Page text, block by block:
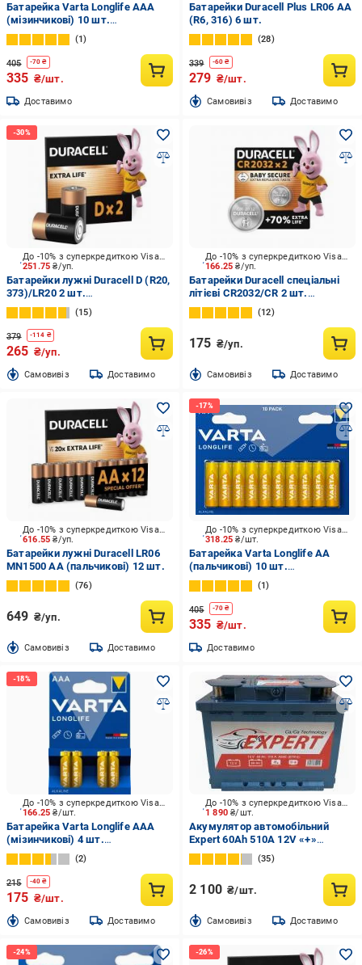
Батарейка Varta Longlife AAA
(мізинчикові) 10 шт.
(4103101461)
1
405 -70 ₴
335 ₴/шт.
Доставимо
Батарейки Duracell Plus LR06 AA
(R6, 316) 6 шт.
28
339 -60 ₴
279 ₴/шт.
Cамовивіз Доставимо
251.75₴/уп.
До -10% з суперкредиткою Visa Вигода
Батарейки лужні Duracell D (R20,
373)/LR20 2 шт.
(81545439;Б0014055)
15
379 -114 ₴
265 ₴/уп.
Cамовивіз Доставимо
166.25₴/уп.
До -10% з суперкредиткою Visa Вигода
Батарейки Duracell спеціальні
літієві CR2032/CR 2 шт.
(5002753)
12
175 ₴/уп.
Cамовивіз Доставимо
616.55₴/уп.
До -10% з суперкредиткою Visa Вигода
Батарейки лужні Duracell LR06
MN1500 AA (пальчикові) 12 шт.
76
649 ₴/уп.
Cамовивіз Доставимо
318.25₴/шт.
До -10% з суперкредиткою Visa Вигода
Батарейка Varta Longlife AA
(пальчикові) 10 шт.
(4106101461)
1
405 -70 ₴
335 ₴/шт.
Доставимо
166.25₴/шт.
До -10% з суперкредиткою Visa Вигода
Батарейка Varta Longlife AAA
(мізинчикові) 4 шт.
(4103101414)
2
215 -40 ₴
175 ₴/шт.
Cамовивіз Доставимо
1 890₴/шт.
До -10% з суперкредиткою Visa Вигода
Акумулятор автомобільний
Expert 60Ah 510A 12V «+»
праворуч
35
2 100 ₴/шт.
Cамовивіз Доставимо